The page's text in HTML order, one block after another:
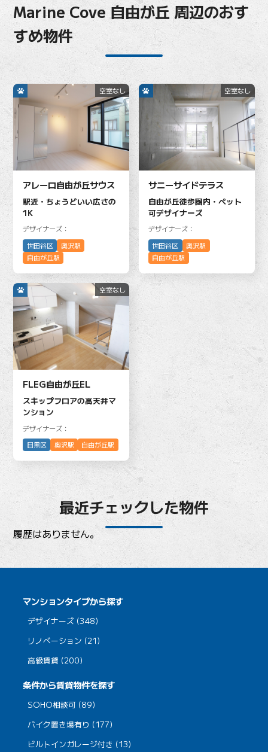
Marine Cove 自由が丘 周辺のおす
すめ物件
アレーロ自由が丘サウス
駅近・ちょうどいい広さの
1K
デザイナーズ：
世田谷区
奥沢駅
自由が丘駅
空室なし
サニーサイドテラス
自由が丘徒歩圏内・ペット
可デザイナーズ
デザイナーズ：
世田谷区
奥沢駅
自由が丘駅
空室なし
FLEG自由が丘EL
スキップフロアの高天井マ
ンション
デザイナーズ：
目黒区
奥沢駅 自由が丘駅
空室なし
最近チェックした物件
履歴はありません。
マンションタイプから探す
デザイナーズ (348)
リノベーション (21)
高級賃貸 (200)
条件から賃貸物件を探す
SOHO相談可 (89)
バイク置き場有り (177)
ビルトインガレージ付き (13)